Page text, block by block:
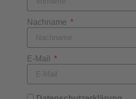
Nachname
E-Mail